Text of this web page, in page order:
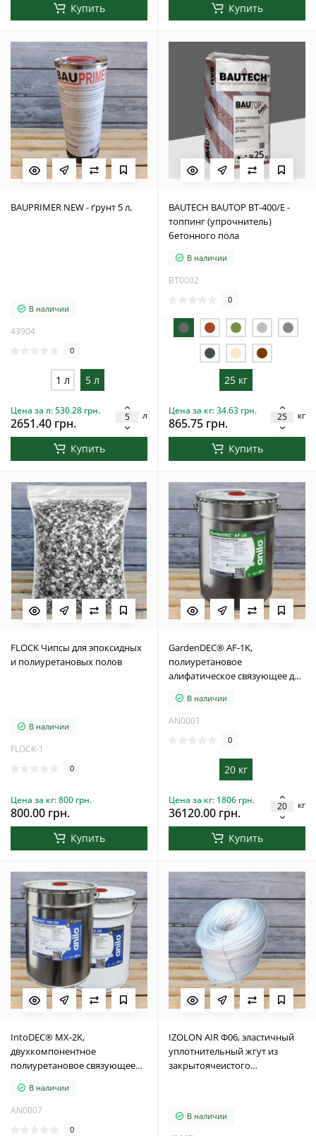
Купить Купить
BAUPRIMER NEW - ґрунт 5 л,
В наличии
43904
0
1 л 5 л
Цена за л: 530.28 грн.
2651.40 грн.
л
Купить
BAUTECH BAUTOP BT-400/Е -
топпинг (упрочнитель)
бетонного пола
В наличии
BT0002
0
25 кг
Цена за кг: 34.63 грн.
865.75 грн.
кг
Купить
FLOCK Чипсы для эпоксидных
и полиуретановых полов
В наличии
FLOCK-1
0
Цена за кг: 800 грн.
800.00 грн.
Купить
GardenDEC® AF-1K,
полиуретановое
алифатическое связующее для
декоративных
водопроницаемых покрытий,
В наличии
AN0001
0
20 кг
Цена за кг: 1806 грн.
36120.00 грн.
кг
Купить
IntoDEC® MX-2K,
двухкомпонентное
полиуретановое связующее
декоративных
водопроницаемых покрытий,
В наличии
AN0007
0
IZOLON AIR Ф06, эластичный
уплотнительный жгут из
закрытоячеистого
В наличии